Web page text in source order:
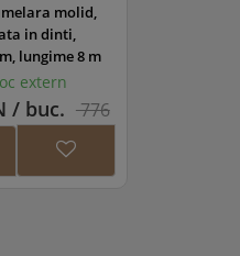
molid,
in dinti,
lungime 8 m
extern
/ buc. 776